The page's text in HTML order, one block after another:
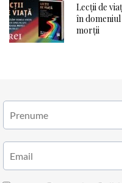
Lecții de
în
morții